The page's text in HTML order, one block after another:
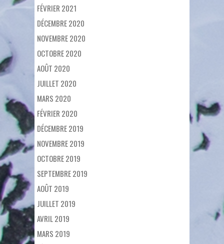
FÉVRIER 2021
DÉCEMBRE 2020
NOVEMBRE 2020
OCTOBRE 2020
AOÛT 2020
JUILLET 2020
MARS 2020
FÉVRIER 2020
DÉCEMBRE 2019
NOVEMBRE 2019
OCTOBRE 2019
SEPTEMBRE 2019
AOÛT 2019
JUILLET 2019
AVRIL 2019
MARS 2019